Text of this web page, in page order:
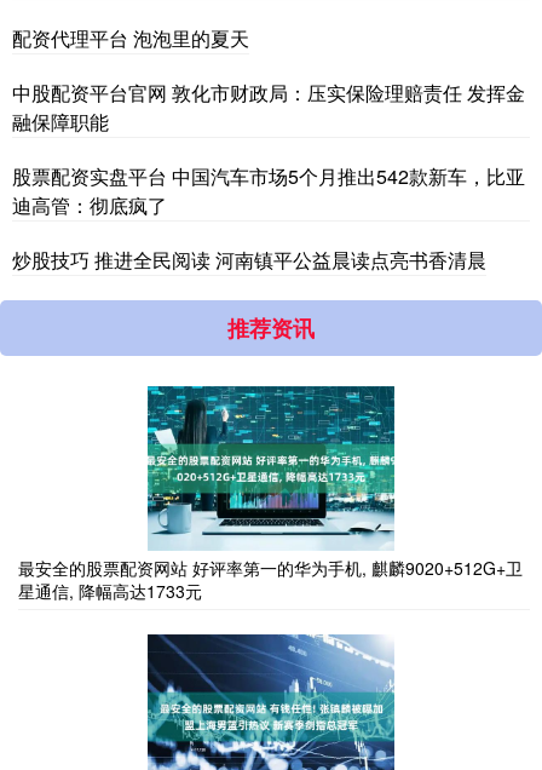
配资代理平台 泡泡里的夏天
中股配资平台官网 敦化市财政局：压实保险理赔责任 发挥金
融保障职能
股票配资实盘平台 中国汽车市场5个月推出542款新车，比亚
迪高管：彻底疯了
炒股技巧 推进全民阅读 河南镇平公益晨读点亮书香清晨
推荐资讯
最安全的股票配资网站 好评率第一的华为手机, 麒麟9020+512G+卫
星通信, 降幅高达1733元